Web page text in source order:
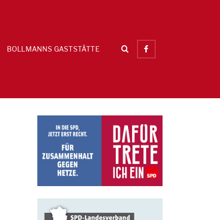
BOLLMANNS GASTSTÄTTE